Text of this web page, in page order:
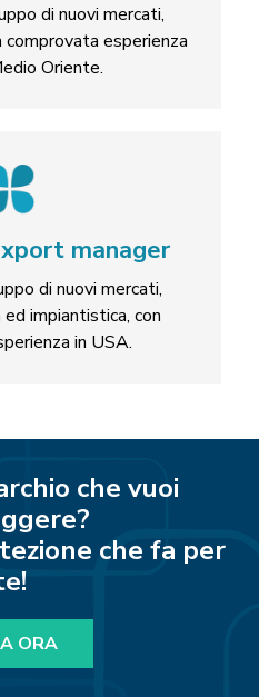
di nuovi mercati,
esperienza
Oriente.
manager
di nuovi mercati,
impiantistica, con
in USA.
che vuoi
che fa per
ORA